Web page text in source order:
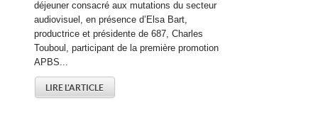
déjeuner consacré aux mutations du secteur
audiovisuel, en présence d’Elsa Bart,
productrice et présidente de 687, Charles
Touboul, participant de la première promotion
APBS...
LIRE L'ARTICLE